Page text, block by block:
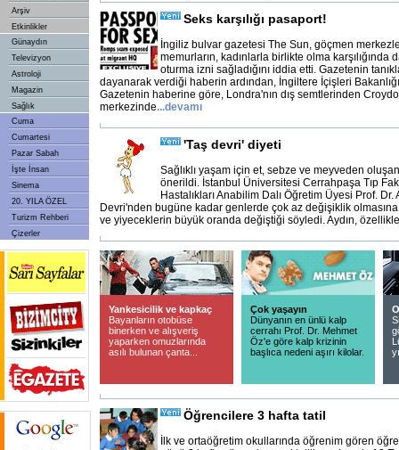
Arşiv
Etkinlikler
Günaydın
Televizyon
Astroloji
Magazin
Sağlık
Cuma
Cumartesi
Pazar Sabah
İşte İnsan
Sinema
20. YILA ÖZEL
Turizm Rehberi
Çizerler
Seks karşılığı pasaport!
İngiliz bulvar gazetesi The Sun, göçmen
memurların, kadınlarla birlikte olma karşılığında
oturma izni sağladığını iddia etti. Gazetenin
dayanarak verdiği haberin ardından, İngiltere İçişleri
Gazetenin haberine göre, Londra'nın dış semtlerinden
merkezinde...devamı
'Taş devri' diyeti
Sağlıklı yaşam için et, sebze ve meyveden
önerildi. İstanbul Üniversitesi Cerrahpaşa Tıp
Hastalıkları Anabilim Dalı Öğretim Üyesi Prof. Dr.
Devri'nden bugüne kadar genlerde çok az değişiklik
ve yiyeceklerin büyük oranda değiştiği söyledi. Aydın,
Yankesicilik ve kapkaç
Bayanların otobüse
binerken ve alışveriş
yaparken omuzlarında
asılı bulunan çanta...
Çok yaşayın
Dünyanın en ünlü kalp
cerrahı Prof. Dr. Mehmet
Öz'e göre kalp krizinin
başlıca nedeni aşırı kilolar.
Öğrencilere 3 hafta tatil
İlk ve ortaöğretim okullarında öğrenim gören